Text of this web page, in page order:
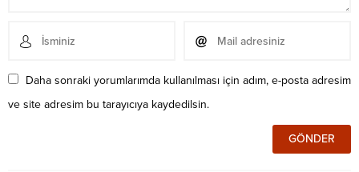
Daha sonraki yorumlarımda kullanılması için adım, e-posta adresim
ve site adresim bu tarayıcıya kaydedilsin.